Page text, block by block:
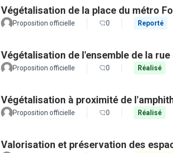
Végétalisation de la place du métro
Proposition officielle 0 Reporté
Végétalisation de l'ensemble de la
Proposition officielle 0 Réalisé
Végétalisation à proximité de
Proposition officielle 0 Réalisé
Valorisation et préservation des